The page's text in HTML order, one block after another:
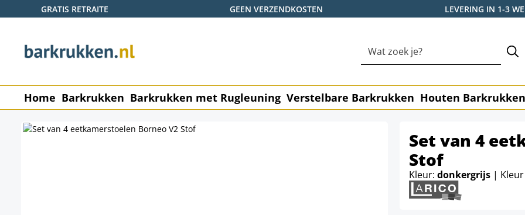
de hoofdinhoud
Ga naar de zoekopdracht
Ga naar de hoofdnavigatie
GRATIS RETRAITE GEEN VERZENDKOSTEN LEVERING IN 1-3
Home Barkrukken Barkrukken met Rugleuning Verstelbare Barkrukken Houten Barkrukken
Set van 4
Stof
Kleur: donkergrijs |